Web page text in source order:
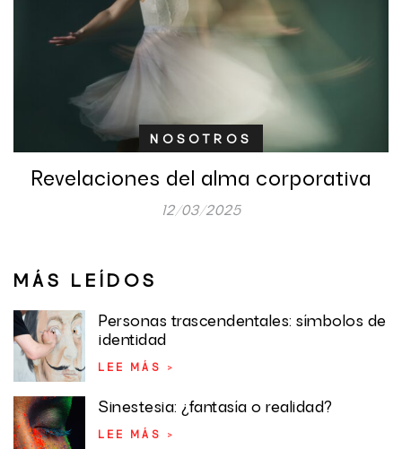
NOSOTROS
Revelaciones del alma corporativa
12/03/2025
MÁS LEÍDOS
Personas trascendentales: símbolos de
identidad
LEE MÁS >
Sinestesia: ¿fantasía o realidad?
LEE MÁS >